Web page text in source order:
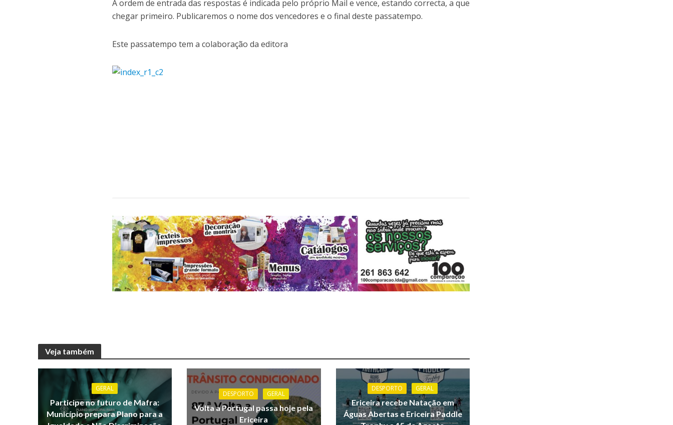
A ordem de entrada das respostas é indicada pelo próprio Mail e vence, estando correcta, a que
chegar primeiro. Publicaremos o nome dos vencedores e o final deste passatempo.
Este passatempo tem a colaboração da editora
Veja também
GERAL
Participe no futuro de Mafra:
Município prepara Plano para a
DESPORTO GERAL
Volta a Portugal passa hoje pela
Ericeira
DESPORTO GERAL
Ericeira recebe Natação em
Águas Abertas e Ericeira Paddle